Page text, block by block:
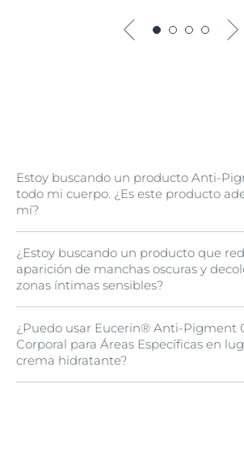
Estoy buscando un producto Anti-
todo mi cuerpo. ¿Es este producto
mí?
La crema corporal Eucerin® Anti-
Corporal para Áreas Específicas está
tratar manchas oscuras, pequeñas
de fricción como rodillas y codos.
Por otro lado, recomendamos que
Anti-Pigment Serum Corporal para
para obtener una piel más hidratada,
uniforme en todo el cuerpo. Esta
¿Estoy buscando un producto que
aparición de manchas oscuras y
zonas íntimas sensibles?
Prueba elEucerin® Sérum Corporal
Sensibles.
¿Puedo usar Eucerin® Anti-Pigment
Corporal para Áreas Específicas en
crema hidratante?